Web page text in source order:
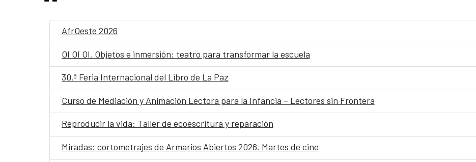
AfrOeste 2026
OI OI OI. Objetos e inmersión: teatro para transformar la escuela
30.ª Feria Internacional del Libro de La Paz
Curso de Mediación y Animación Lectora para la Infancia – Lectores sin Frontera
Reproducir la vida: Taller de ecoescritura y reparación
Miradas: cortometrajes de Armarios Abiertos 2026. Martes de cine